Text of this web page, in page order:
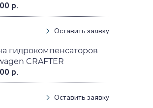
р.
Оставить заявку
гидрокомпенсаторов
CRAFTER
р.
Оставить заявку